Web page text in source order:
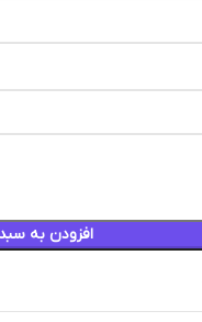
افزودن به